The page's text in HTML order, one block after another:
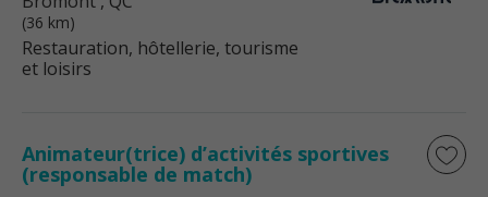
(36 km)
Restauration, hôtellerie, tourisme
et loisirs
Animateur(trice) d’activités sportives
(responsable de match)